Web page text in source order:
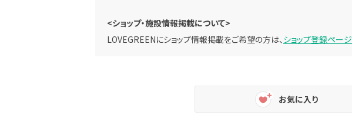
<ショップ・施設情報掲載について>
LOVEGREENにショップ情報掲載をご希望の方は、ショップ登録ページ
お気に入り